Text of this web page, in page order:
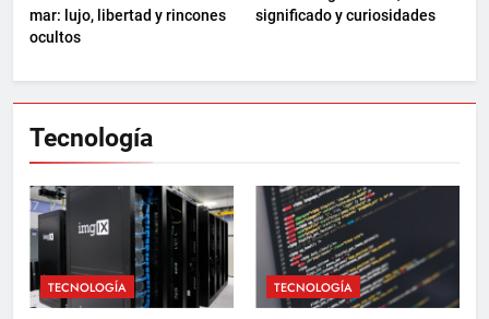
mar: lujo, libertad y rincones
ocultos
significado y curiosidades
Tecnología
TECNOLOGÍA TECNOLOGÍA